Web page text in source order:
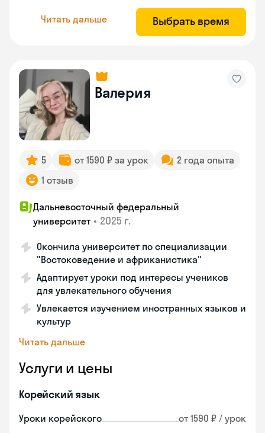
Читать дальше Выбрать время
Валерия
5 от 1590 ₽ за урок
2 года опыта
1 отзыв
Дальневосточный федеральный
университет • 2025 г.
Окончила университет по специализации
"Востоковедение и африканистика"
Адаптирует уроки под интересы учеников
для увлекательного обучения
Увлекается изучением иностранных языков и
культур
Читать дальше
Услуги и цены
Корейский язык
Уроки корейского от 1590 ₽ / урок